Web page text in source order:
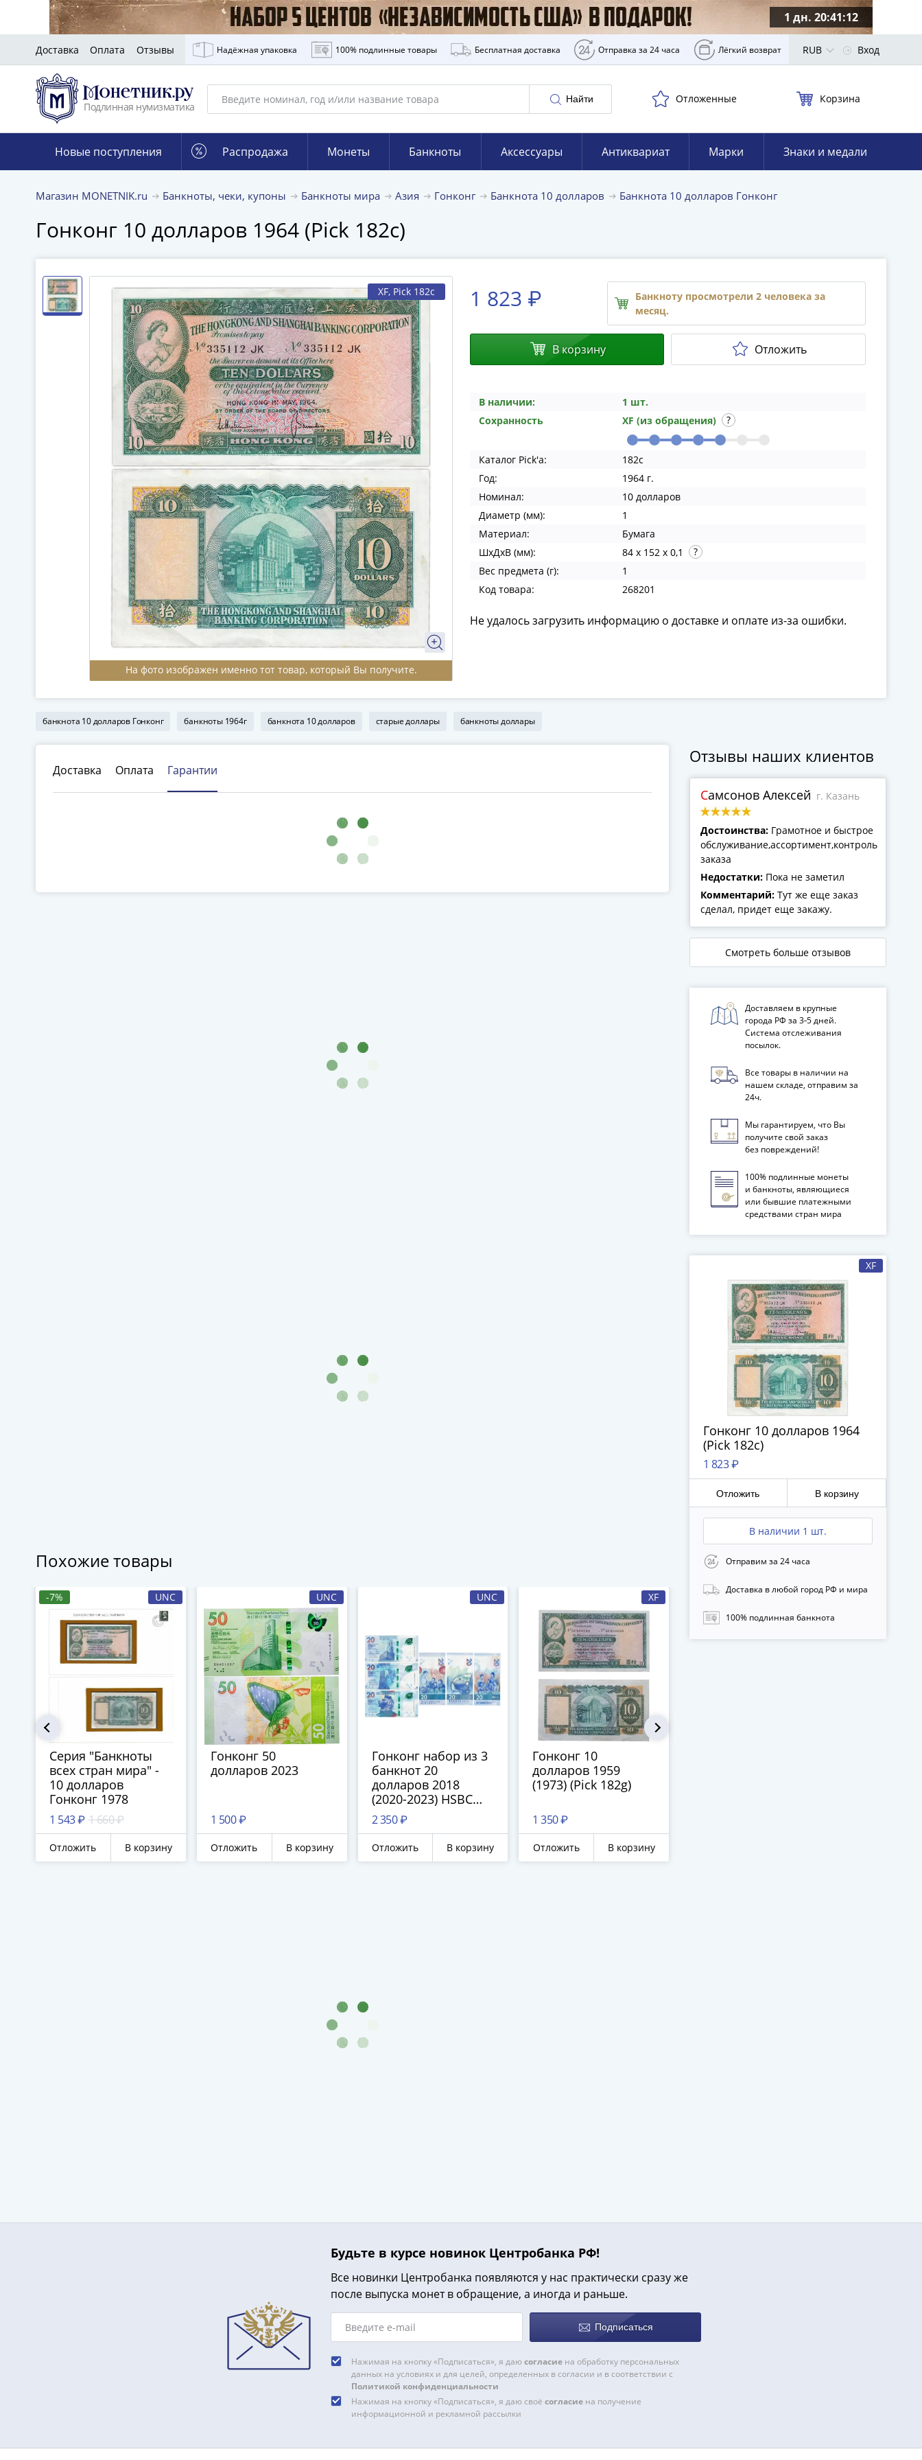
1 дн. 20:41:11
Доставка Оплата Отзывы Надёжная упаковка 100% подлинные товары Бесплатная доставка Отправка за 24 часа Лёгкий возврат RUB Вход
Подлинная нумизматика
Найти Отложенные Корзина
Новые поступления Распродажа Монеты Банкноты Аксессуары Антиквариат Марки Знаки и медали
Магазин MONETNIK.ru Банкноты, чеки, купоны Банкноты мира Азия Гонконг Банкнота 10 долларов Банкнота 10 долларов Гонконг
Гонконг 10 долларов 1964 (Pick 182c)
XF, Pick 182c
На фото изображен именно тот товар, который Вы получите.
1 823 ₽
Банкноту просмотрели 2 человека за
месяц.
В наличии:
1 шт.
Сохранность
XF (из обращения)
Каталог Pick'a:
182c
Год:
1964 г.
Номинал:
10 долларов
Диаметр (мм):
1
Материал:
Бумага
ШхДхВ (мм):
84 x 152 x 0,1
Вес предмета (г):
1
Код товара:
268201
В корзину Отложить
Не удалось загрузить информацию о доставке и оплате из-за ошибки.
банкнота 10 долларов Гонконг банкноты 1964г банкнота 10 долларов старые доллары банкноты доллары
Доставка Оплата Гарантии
Похожие товары
-7% UNC
Серия "Банкноты
всех стран мира" -
10 долларов
Гонконг 1978
1 543 ₽ 1 660 ₽
Отложить В корзину
UNC
Гонконг 50
долларов 2023
1 500 ₽
Отложить В корзину
UNC
Гонконг набор из 3
банкнот 20
долларов 2018
(2020-2023) HSBC
SCB BC 3 разных
банка "Чайная
церемония"
2 350 ₽
Отложить В корзину
XF
Гонконг 10
долларов 1959
(1973) (Pick 182g)
1 350 ₽
Отложить В корзину
AU
Отзывы наших клиентов
Самсонов Алексей г. Казань
Достоинства: Грамотное и быстрое
обслуживание,ассортимент,контроль
заказа
Недостатки: Пока не заметил
Комментарий: Тут же еще заказ
сделал, придет еще закажу.
Смотреть больше отзывов
Доставляем в крупные
города РФ за 3‑5 дней.
Система отслеживания
посылок.
Все товары в наличии на
нашем складе, отправим за
24ч.
Мы гарантируем, что Вы
получите свой заказ
без повреждений!
100% подлинные монеты
и банкноты, являющиеся
или бывшие платежными
средствами стран мира
XF
Гонконг 10 долларов 1964
(Pick 182c)
1 823 ₽
Отложить В корзину
В наличии 1 шт.
Отправим за 24 часа
Доставка в любой город РФ и мира
100% подлинная банкнота
Будьте в курсе новинок Центробанка РФ!
Все новинки Центробанка появляются у нас практически сразу же
после выпуска монет в обращение, а иногда и раньше.
Подписаться
Нажимая на кнопку «Подписаться», я даю согласие на обработку персональных
данных на условиях и для целей, определенных в согласии и в соответствии с
Политикой конфиденциальности
Нажимая на кнопку «Подписаться», я даю своё согласие на получение
информационной и рекламной рассылки